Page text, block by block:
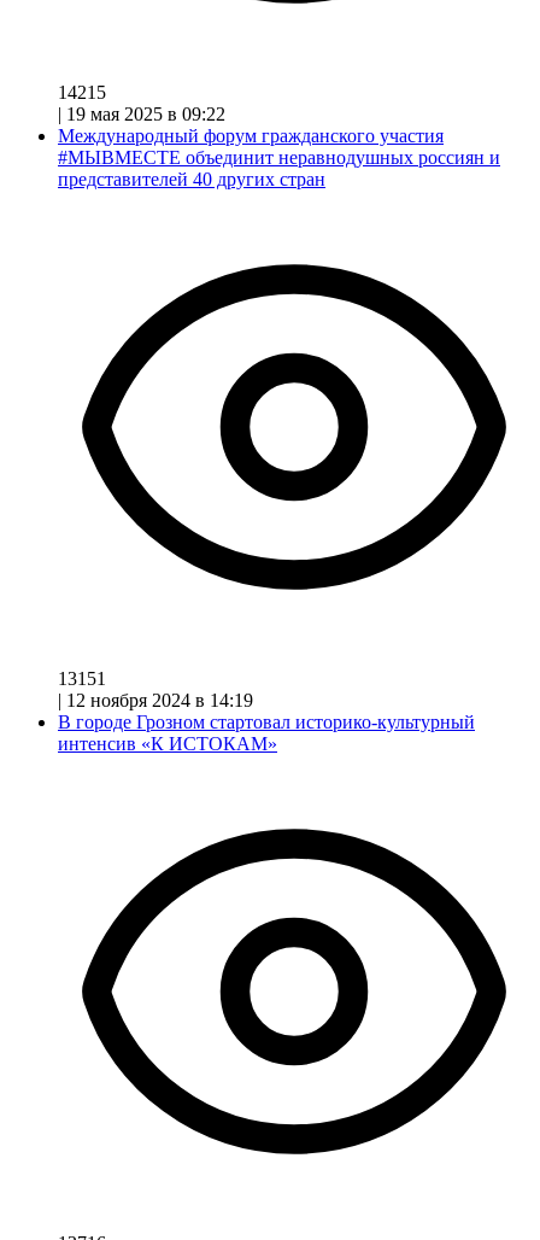
14215
| 19 мая 2025 в 09:22
Международный форум гражданского участия
#МЫВМЕСТЕ объединит неравнодушных россиян и
представителей 40 других стран
13151
| 12 ноября 2024 в 14:19
В городе Грозном стартовал историко-культурный
интенсив «К ИСТОКАМ»